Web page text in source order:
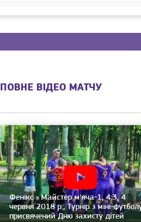
ПОВНЕ ВІДЕО МАТЧУ
Фенікс - Майстер м'яча-1, 4:3, 4
червня 2018 р., Турнір з міні-
присвячений Дню захисту дітей